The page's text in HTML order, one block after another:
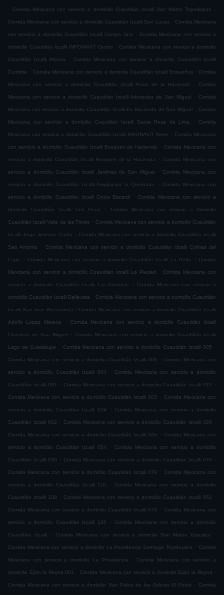
.
Comida Mexicana con servicio a domicilio Cuautitlán Izcalli San Martin Tepetlixpan .
Comida Mexicana con servicio a domicilio Cuautitlán Izcalli San Lucas . Comida Mexicana
con servicio a domicilio Cuautitlán Izcalli Campo Uno . Comida Mexicana con servicio a
domicilio Cuautitlán Izcalli INFONAVIT Centro . Comida Mexicana con servicio a domicilio
Cuautitlán Izcalli Atlanta . Comida Mexicana con servicio a domicilio Cuautitlán Izcalli
Cumbria . Comida Mexicana con servicio a domicilio Cuautitlán Izcalli Ensueños . Comida
Mexicana con servicio a domicilio Cuautitlán Izcalli Arcos de la Hacienda . Comida
Mexicana con servicio a domicilio Cuautitlán Izcalli Arboledas de San Miguel . Comida
Mexicana con servicio a domicilio Cuautitlán Izcalli Ex Hacienda de San Miguel . Comida
Mexicana con servicio a domicilio Cuautitlán Izcalli Santa Rosa de Lima . Comida
Mexicana con servicio a domicilio Cuautitlán Izcalli INFONAVIT Norte . Comida Mexicana
con servicio a domicilio Cuautitlán Izcalli Bosques de Hacienda . Comida Mexicana con
servicio a domicilio Cuautitlán Izcalli Bosques de la Hacienda . Comida Mexicana con
servicio a domicilio Cuautitlán Izcalli Jardines de San Miguel . Comida Mexicana con
servicio a domicilio Cuautitlán Izcalli Ampliacion la Quebrada . Comida Mexicana con
servicio a domicilio Cuautitlán Izcalli Civica Bacardi . Comida Mexicana con servicio a
domicilio Cuautitlán Izcalli Tres Picos . Comida Mexicana con servicio a domicilio
Cuautitlán Izcalli Valle de las Flores . Comida Mexicana con servicio a domicilio Cuautitlán
Izcalli Jorge Jimenez Cantu . Comida Mexicana con servicio a domicilio Cuautitlán Izcalli
San Antonio . Comida Mexicana con servicio a domicilio Cuautitlán Izcalli Colinas del
Lago . Comida Mexicana con servicio a domicilio Cuautitlán Izcalli La Perla . Comida
Mexicana con servicio a domicilio Cuautitlán Izcalli La Piedad . Comida Mexicana con
servicio a domicilio Cuautitlán Izcalli Las Auroritas . Comida Mexicana con servicio a
domicilio Cuautitlán Izcalli Bellavista . Comida Mexicana con servicio a domicilio Cuautitlán
Izcalli San Jose Buenavista . Comida Mexicana con servicio a domicilio Cuautitlán Izcalli
Adolfo Lopez Mateos . Comida Mexicana con servicio a domicilio Cuautitlán Izcalli
Claustros de San Miguel . Comida Mexicana con servicio a domicilio Cuautitlán Izcalli
Lago de Guadalupe . Comida Mexicana con servicio a domicilio Cuautitlán Izcalli 005 .
Comida Mexicana con servicio a domicilio Cuautitlán Izcalli 006 . Comida Mexicana con
servicio a domicilio Cuautitlán Izcalli 004 . Comida Mexicana con servicio a domicilio
Cuautitlán Izcalli 001 . Comida Mexicana con servicio a domicilio Cuautitlán Izcalli 010 .
Comida Mexicana con servicio a domicilio Cuautitlán Izcalli 003 . Comida Mexicana con
servicio a domicilio Cuautitlán Izcalli 024 . Comida Mexicana con servicio a domicilio
Cuautitlán Izcalli 002 . Comida Mexicana con servicio a domicilio Cuautitlán Izcalli 029 .
Comida Mexicana con servicio a domicilio Cuautitlán Izcalli 026 . Comida Mexicana con
servicio a domicilio Cuautitlán Izcalli 054 . Comida Mexicana con servicio a domicilio
Cuautitlán Izcalli 039 . Comida Mexicana con servicio a domicilio Cuautitlán Izcalli 076 .
Comida Mexicana con servicio a domicilio Cuautitlán Izcalli 079 . Comida Mexicana con
servicio a domicilio Cuautitlán Izcalli 110 . Comida Mexicana con servicio a domicilio
Cuautitlán Izcalli 108 . Comida Mexicana con servicio a domicilio Cuautitlán Izcalli 051 .
Comida Mexicana con servicio a domicilio Cuautitlán Izcalli 078 . Comida Mexicana con
servicio a domicilio Cuautitlán Izcalli 120 . Comida Mexicana con servicio a domicilio
Cuautitlán Izcalli . Comida Mexicana con servicio a domicilio San Mateo Iztacalco .
Comida Mexicana con servicio a domicilio La Providencia Santiago Teyahualco . Comida
Mexicana con servicio a domicilio La Providencia . Comida Mexicana con servicio a
domicilio Ejido la Reyna 001 . Comida Mexicana con servicio a domicilio Ejido la Reyna .
Comida Mexicana con servicio a domicilio San Pablo de las Salinas El Portal . Comida